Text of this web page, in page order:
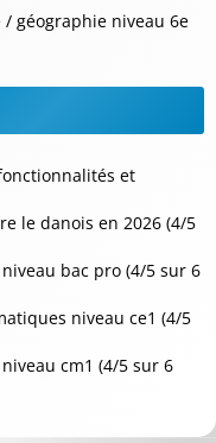
géographie niveau 6e
et
le danois en 2026 (4/5
bac pro (4/5 sur 6
niveau ce1 (4/5
cm1 (4/5 sur 6